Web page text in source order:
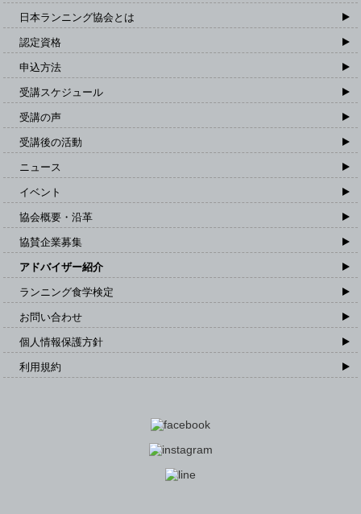
日本ランニング協会とは
認定資格
申込方法
受講スケジュール
受講の声
受講後の活動
ニュース
イベント
協会概要・沿革
協賛企業募集
アドバイザー紹介
ランニング食学検定
お問い合わせ
個人情報保護方針
利用規約